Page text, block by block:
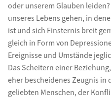
oder unserem Glauben
unseres Lebens gehen, in
ist und sich Finsternis breit
gleich in Form von
Ereignisse und Umstände
Das Scheitern einer
eher bescheidenes Zeugnis in
geliebten Menschen, der